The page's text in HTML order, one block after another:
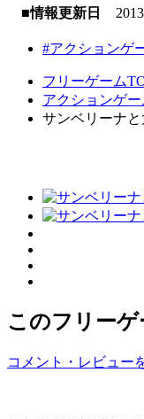
■情報更新日
#アクションゲ
フリーゲーム
アクションゲー
サンベリーナ
このフリー
コメント・レビュー